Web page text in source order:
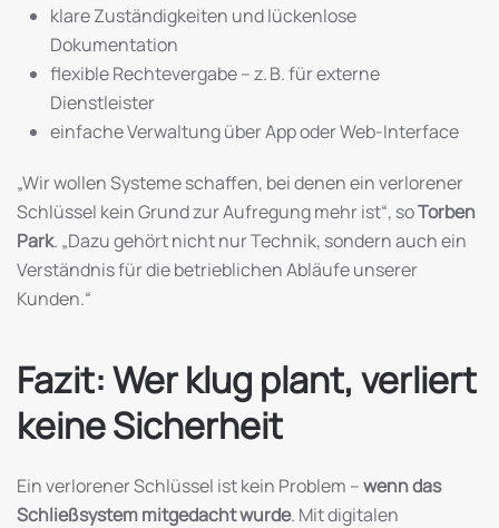
klare Zuständigkeiten und lückenlose
Dokumentation
flexible Rechtevergabe – z. B. für externe
Dienstleister
einfache Verwaltung über App oder Web-Interface
„Wir wollen Systeme schaffen, bei denen ein verlorener
Schlüssel kein Grund zur Aufregung mehr ist“, soTorben
Park. „Dazu gehört nicht nur Technik, sondern auch ein
Verständnis für die betrieblichen Abläufe unserer
Kunden.“
Fazit: Wer klug plant, verliert
keine Sicherheit
Ein verlorener Schlüssel ist kein Problem –wenn das
Schließsystem mitgedacht wurde. Mit digitalen